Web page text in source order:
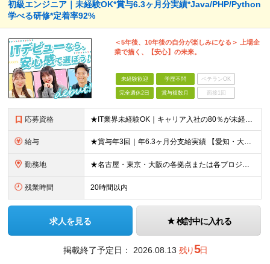
初級エンジニア｜未経験OK*賞与6.3ヶ月分実績*Java/PHP/Python
学べる研修*定着率92%
＜5年後、10年後の自分が楽しみになる＞ 上場企
業で描く、【安心】の未来。
未経験歓迎 学歴不問 ベテランOK
完全週休2日 賞与複数月 面接1回
応募資格 ★IT業界未経験OK｜キャリア入社の80％が未経験スタート！ ★第二新卒OK ★学歴不問 ＼このような方を歓迎しています！／ ・IT業界に興味があり、ゼロから学ぶ意欲がある方 ・社会人経験（業界不問
給与 ★賞与年3回｜年6.3ヶ月分支給実績 【愛知・大阪】 月給25.5万円～35万円＋各種手当＋賞与年2回＋業績賞与 ※上記には一律の地域手当2.5万円を含みます 【東京】 月給27万円～35万円＋各
勤務地 ★名古屋・東京・大阪の各拠点または各プロジェクト先での勤務となります （愛知、岐阜、東京、埼玉、千葉、神奈川、大阪、兵庫、京都など） ★U・Iターン歓迎！原則転勤なし ★リモートワーク対応案件もあり
残業時間 20時間以内
求人を見る 検討中に入れる
掲載終了予定日： 2026.08.13 残り5日